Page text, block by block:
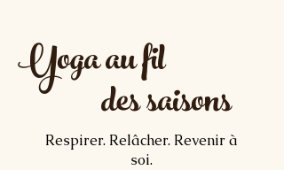
Yoga au fil
des saisons
Respirer. Relâcher. Revenir à
soi.